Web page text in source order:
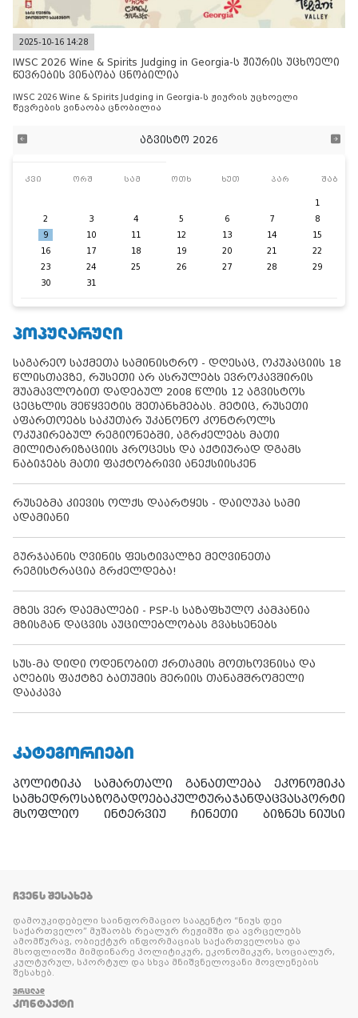
2025-10-16 14:28
IWSC 2026 Wine & Spirits Judging in Georgia-ს ჟიურის უცხოელი
წევრების ვინაობა ცნობილია
IWSC 2026 Wine & Spirits Judging in Georgia-ს ჟიურის უცხოელი
წევრების ვინაობა ცნობილია
აგვისტო 2026
კვი ორშ სამ ოთხ ხუთ პარ შაბ
1
2
3 4 5 6 7
8
9
10 11 12 13 14
15
16
17 18 19 20 21
22
23
24 25 26 27 28
29
30
31
ᲞᲝᲞᲣᲚᲐᲠᲣᲚᲘ
საგარეო საქმეთა სამინისტრო - დღესაც, ოკუპაციის 18
წლისთავზე, რუსეთი არ ასრულებს ევროკავშირის
შუამავლობით დადებულ 2008 წლის 12 აგვისტოს
ცეცხლის შეწყვეტის შეთანხმებას. მეტიც, რუსეთი
აფართოებს საკუთარ უკანონო კონტროლს
ოკუპირებულ რეგიონებში, აგრძელებს მათი
მილიტარიზაციის პროცესს და აქტიურად დგამს
ნაბიჯებს მათი ფაქტობრივი ანექსიისკენ
რუსებმა კიევის ოლქს დაარტყეს - დაიღუპა სამი
ადამიანი
გურჯაანის ღვინის ფესტივალზე მეღვინეთა
რეგისტრაცია გრძელდება!
მზეს ვერ დაემალები - PSP-ს საზაფხულო კამპანია
მზისგან დაცვის აუცილებლობას გვახსენებს
სუს-მა დიდი ოდენობით ქრთამის მოთხოვნისა და
აღების ფაქტზე ბათუმის მერიის თანამშრომელი
დააკავა
ᲙᲐᲢᲔᲒᲝᲠᲘᲔᲑᲘ
პოლიტიკა სამართალი განათლება
ეკონომიკა
სამხედროსაზოგადოებაკულტურაჯანდაცვასპორტი
მსოფლიო
ინტერვიუ ჩინეთი ბიზნეს ნიუსი
ᲩᲕᲔᲜᲡ ᲨᲔᲡᲐᲮᲔᲑ
დამოუკიდებელი საინფორმაციო სააგენტო “ნიუს დეი
საქართველო” მუშაობს რეალურ რეჟიმში და ავრცელებს
ამომწურავ, ობიექტურ ინფორმაციას საქართველოსა და
მსოფლიოში მიმდინარე პოლიტიკურ, ეკონომიკურ, სოციალურ,
კულტურულ, სპორტულ და სხვა მნიშვნელოვანი მოვლენების
შესახებ.
ᲕᲠᲪᲚᲐᲓ
ᲙᲝᲜᲢᲐᲥᲢᲘ